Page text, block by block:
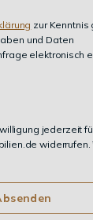
zur Kenntnis
und Daten
elektronisch
jederzeit
widerrufen.